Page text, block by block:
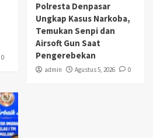
0
Polresta Denpasar
Ungkap Kasus Narkoba,
Temukan Senpi dan
Airsoft Gun Saat
Pengerebekan
admin Agustus 5, 2026 0